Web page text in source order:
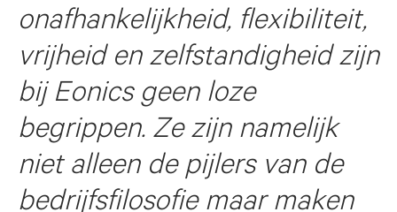
onafhankelijkheid, flexibiliteit,
vrijheid en zelfstandigheid zijn
bij Eonics geen loze
begrippen. Ze zijn namelijk
niet alleen de pijlers van de
bedrijfsfilosofie maar maken